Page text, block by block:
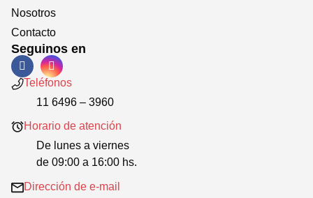
Nosotros
Contacto
Seguinos en
Teléfonos
11 6496 – 3960
Horario de atención
De lunes a viernes
de 09:00 a 16:00 hs.
Dirección de e-mail